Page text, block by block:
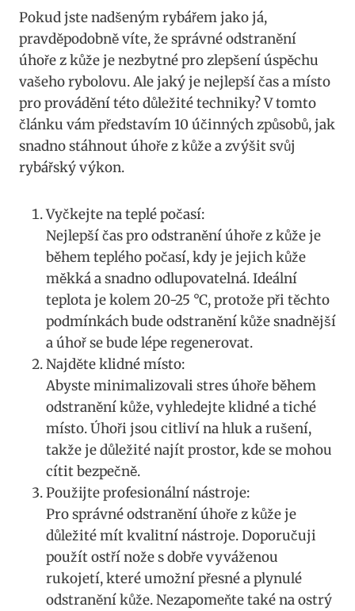
Pokud jste nadšeným rybářem jako já,
pravděpodobně víte, že správné odstranění
úhoře z kůže je nezbytné pro zlepšení úspěchu
vašeho rybolovu. Ale jaký je nejlepší čas a místo
pro provádění této důležité techniky? V tomto
článku vám představím 10 účinných způsobů, jak
snadno stáhnout úhoře z kůže a zvýšit svůj
rybářský výkon.
Vyčkejte na teplé počasí:
Nejlepší čas pro odstranění úhoře z kůže je
během teplého počasí, kdy je jejich kůže
měkká a snadno odlupovatelná. Ideální
teplota je kolem 20-25 °C, protože při těchto
podmínkách bude odstranění kůže snadnější
a úhoř se bude lépe regenerovat.
Najděte klidné místo:
Abyste minimalizovali stres úhoře během
odstranění kůže, vyhledejte klidné a tiché
místo. Úhoři jsou citliví na hluk a rušení,
takže je důležité najít prostor, kde se mohou
cítit bezpečně.
Použijte profesionální nástroje:
Pro správné odstranění úhoře z kůže je
důležité mít kvalitní nástroje. Doporučuji
použít ostří nože s dobře vyváženou
rukojetí, které umožní přesné a plynulé
odstranění kůže. Nezapomeňte také na ostrý